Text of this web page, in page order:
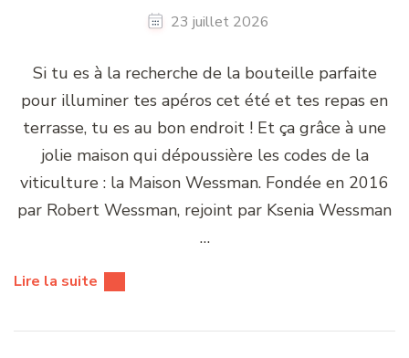
23 juillet 2026
Si tu es à la recherche de la bouteille parfaite
pour illuminer tes apéros cet été et tes repas en
terrasse, tu es au bon endroit ! Et ça grâce à une
jolie maison qui dépoussière les codes de la
viticulture : la Maison Wessman. Fondée en 2016
par Robert Wessman, rejoint par Ksenia Wessman
…
Lire la suite